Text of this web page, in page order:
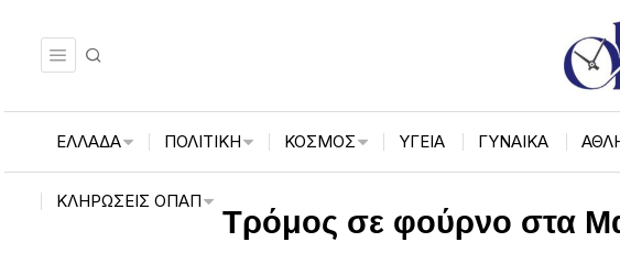
ΕΛΛΑΔΑ ΠΟΛΙΤΙΚΗ ΚΟΣΜΟΣ ΥΓΕΙΑ ΓΥΝΑΙΚΑ
ΚΛΗΡΏΣΕΙΣ ΟΠΑΠ
Τρόμος σε φούρνο στα